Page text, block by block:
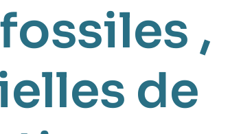
,
de